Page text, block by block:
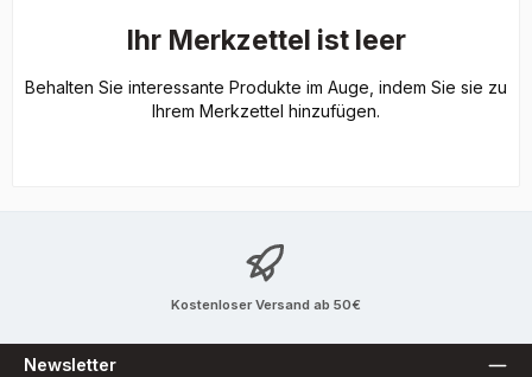
Ihr Merkzettel ist leer
Behalten Sie interessante Produkte im Auge, indem Sie sie zu
Ihrem Merkzettel hinzufügen.
Kostenloser Versand ab 50€
Newsletter